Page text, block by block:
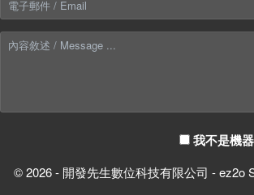
我不是機器
© 2026 - 開發先生數位科技有限公司 - ez2o